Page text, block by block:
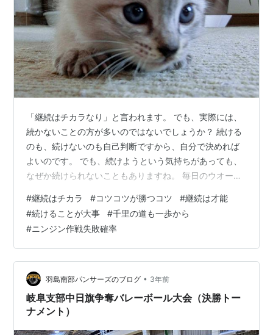
「継続はチカラなり」と言われます。 でも、実際には、
続かないことの方が多いのではないでしょうか？ 続ける
のも、続けないのも自己判断ですから、自分で決めれば
よいのです。 でも、続けようという気持ちがあっても、
なぜか続けられないこともありますね。 毎日のウオーキ
あるようです。 通勤や通学の途上が、歩く運動の場にな
っているとすれば、休まない限りは継続できることにな
ります。 お買い物や何かの用事に行く時に、移動手段を
どうするか？ その時間を活用して運動をする事ができま
す。 それを考えると、設定次第とも考えられます。 食後
に、散歩をしようと考えても。「今…
#継続はチカラ #コツコツが勝つコツ #継続は才能
#続けることが大事 #千里の道も一歩から
#ニンジン作戦失敗確率
羽島南部パンサーズのブログ • 3年前
岐阜支部中日旗争奪バレーボール大会（決勝トー
ナメント）